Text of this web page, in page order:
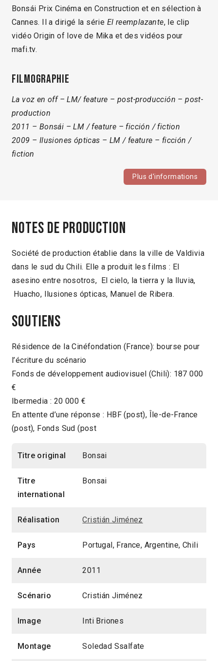
Bonsái Prix Cinéma en Construction et en sélection à
Cannes. Il a dirigé la série El reemplazante, le clip
vidéo Origin of love de Mika et des vidéos pour
mafi.tv.
Filmographie
La voz en off – LM/ feature – post-producción – post-
production
2011 – Bonsái – LM / feature – ficción / fiction
2009 – Ilusiones ópticas – LM / feature – ficción /
fiction
Plus d'informations
Notes de production
Société de production établie dans la ville de Valdivia
dans le sud du Chili. Elle a produit les films : El
asesino entre nosotros, El cielo, la tierra y la lluvia,
Huacho, Ilusiones ópticas, Manuel de Ribera.
Soutiens
Résidence de la Cinéfondation (France): bourse pour
l’écriture du scénario
Fonds de développement audiovisuel (Chili): 187 000
€
Ibermedia : 20 000 €
En attente d’une réponse : HBF (post), Île-de-France
(post), Fonds Sud (post
Titre original Bonsai
Titre
international
Bonsai
Réalisation Cristián Jiménez
Pays Portugal, France, Argentine, Chili
Année 2011
Scénario Cristián Jiménez
Image Inti Briones
Montage Soledad Ssalfate